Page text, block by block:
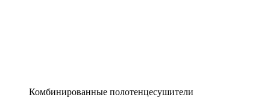
Комбинированные полотенцесушители